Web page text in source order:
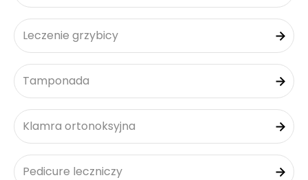
Leczenie grzybicy
Tamponada
Klamra ortonoksyjna
Pedicure leczniczy